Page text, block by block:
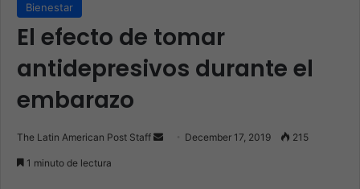
Bienestar
El efecto de tomar
antidepresivos durante el
embarazo
The Latin American Post Staff December 17, 2019 215
1 minuto de lectura